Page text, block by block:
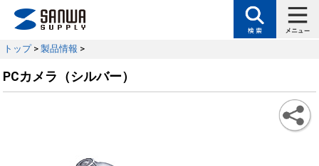
トップ> 製品情報 >
PCカメラ（シルバー）